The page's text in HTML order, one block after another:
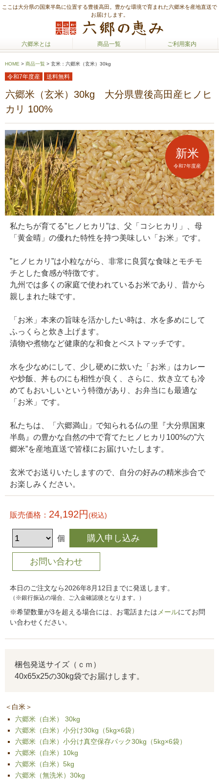
ここは大分県の国東半島に位置する豊後高田。豊かな環境で育まれた六郷米を産地直送で
お届けします。
六郷米とは 商品一覧 ご利用案内
HOME > 商品一覧 > 玄米：六郷米（玄米）30kg
令和7年度産 送料無料
六郷米（玄米）30kg 大分県豊後高田産ヒノヒ
カリ 100%
新米
令和7年度産
私たちが育てる”ヒノヒカリ”は、父「コシヒカリ」、母
「黄金晴」の優れた特性を持つ美味しい「お米」です。
”ヒノヒカリ”は小粒ながら、非常に良質な食味とモチモ
チとした食感が特徴です。
九州では多くの家庭で使われているお米であり、昔から
親しまれた味です。
「お米」本来の旨味を活かしたい時は、水を多めにして
ふっくらと炊き上げます。
漬物や煮物など健康的な和食とベストマッチです。
水を少なめにして、少し硬めに炊いた「お米」はカレー
や炒飯、丼ものにも相性が良く、さらに、炊き立ても冷
めてもおいしいという特徴があり、お弁当にも最適な
「お米」です。
私たちは、「六郷満山」で知られる仏の里『大分県国東
半島』の豊かな自然の中で育てたヒノヒカリ100%の”六
郷米”を産地直送で皆様にお届けいたします。
玄米でお送りいたしますので、自分の好みの精米歩合で
お楽しみください。
販売価格： 24,192円(税込)
個
本日のご注文なら2026年8月12日までに発送します。
（※銀行振込の場合、ご入金確認後となります。）
※希望数量が3を超える場合には、お電話またはメールにてお問
い合わせください。
梱包発送サイズ（ｃｍ）
40x65x25の30kg袋でお届けします。
＜白米＞
六郷米（白米） 30kg
六郷米（白米）小分け30kg（5kg×6袋）
六郷米（白米）小分け真空保存パック30kg（5kg×6袋）
六郷米（白米）10kg
六郷米（白米）5kg
六郷米（無洗米）30kg